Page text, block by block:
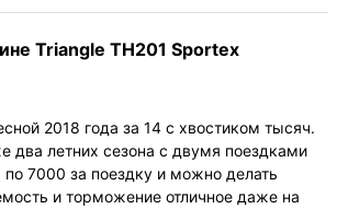
Резюмируя, скажу, что за свои деньги
для человека со спокойной манерой
94W
да
Triangle TH201 Sportex
2018 года за 14 с хвостиком тысяч.
два летних сезона с двумя поездками
по 7000 за поездку и можно делать
и торможение отличное даже на